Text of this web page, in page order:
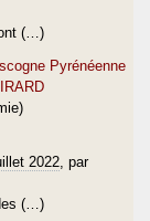
(…)
Pyrénéenne
2022 , par
(…)